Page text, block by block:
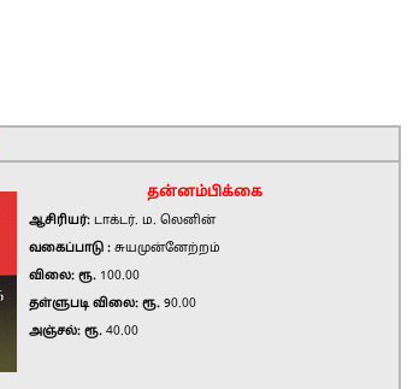
தன்னம்பிக்கை
ஆசிரியர்:டாக்டர். ம. லெனின்
வகைப்பாடு :சுயமுன்னேற்றம்
விலை: ரூ. 100.00
தள்ளுபடி விலை: ரூ. 90.00
அஞ்சல்: ரூ. 40.00